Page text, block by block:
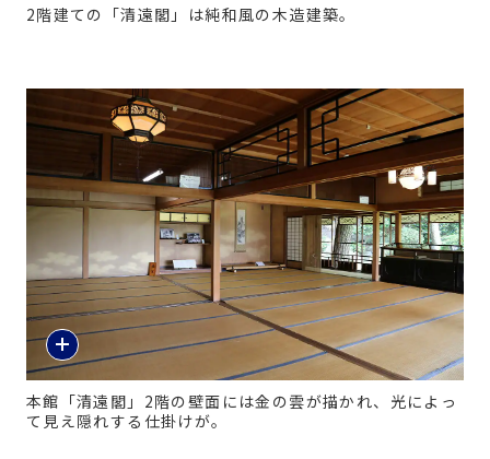
2階建ての「清遠閣」は純和風の木造建築。
本館「清遠閣」2階の壁面には金の雲が描かれ、光によっ
て見え隠れする仕掛けが。